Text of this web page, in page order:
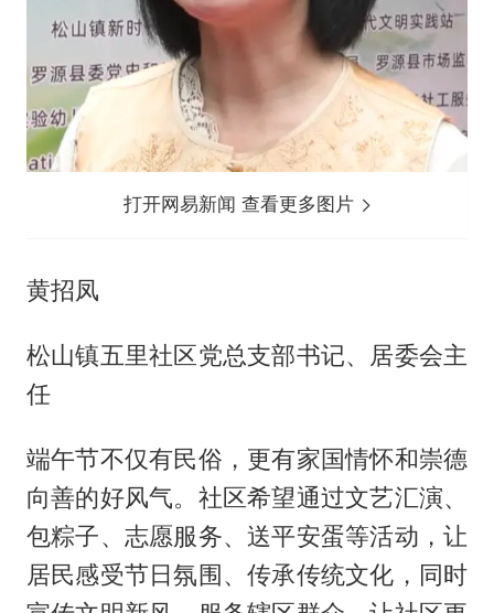
打开网易新闻 查看更多图片
黄招凤
松山镇五里社区党总支部书记、居委会主
任
端午节不仅有民俗，更有家国情怀和崇德
向善的好风气。社区希望通过文艺汇演、
包粽子、志愿服务、送平安蛋等活动，让
居民感受节日氛围、传承传统文化，同时